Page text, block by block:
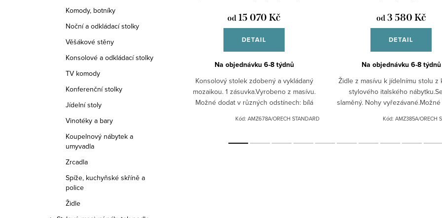
Komody, botníky
Noční a odkládací stolky
Věšákové stěny
Konsolové a odkládací stolky
TV komody
Konferenční stolky
Jídelní stoly
Vinotéky a bary
Koupelnový nábytek a
umyvadla
Zrcadla
Spíže, kuchyňské skříně a
police
Židle
43 080 Kč
DETAIL
Stylový vitrína s vyřezávaným motivem -
sedmikráska.2x dvířka.Vyrobeno z
masívu.Možné dodat v různých odstínech:
barevná provedení nás...
Kód: AMZ2178A/ORECH STANDARD
od 15 070 Kč
DETAIL
Na objednávku 6-8 týdnů
Konsolový stolek zdobený a vykládaný
mozaikou. 1 zásuvka.Vyrobeno z masívu.
Možné dodat v různých odstínech: bílá
provedení nás...
Kód: AMZ678A/ORECH STANDARD
od 3 580 Kč
DETAIL
Na objednávku 6-8 týdnů
Židle z masívu k jídelnímu stolu z
stylového italského
slaměný. Nohy
patina, ořech.Pro jiná...
Kód: AMZ385A/ORECH